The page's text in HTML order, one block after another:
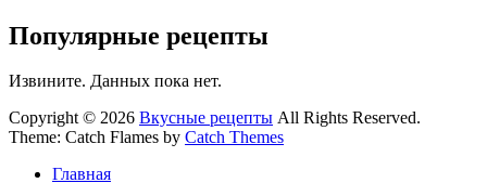
Популярные рецепты
Извините. Данных пока нет.
Copyright © 2026 Вкусные рецепты All Rights Reserved.
Theme: Catch Flames by Catch Themes
Главная